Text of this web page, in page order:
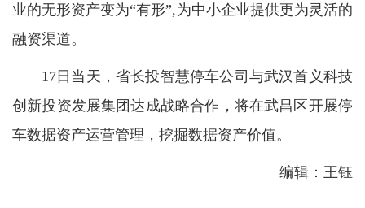
业的无形资产变为“有形”,为中小企业提供更为灵活的
融资渠道。
17日当天，省长投智慧停车公司与武汉首义科技
创新投资发展集团达成战略合作，将在武昌区开展停
车数据资产运营管理，挖掘数据资产价值。
编辑：王钰